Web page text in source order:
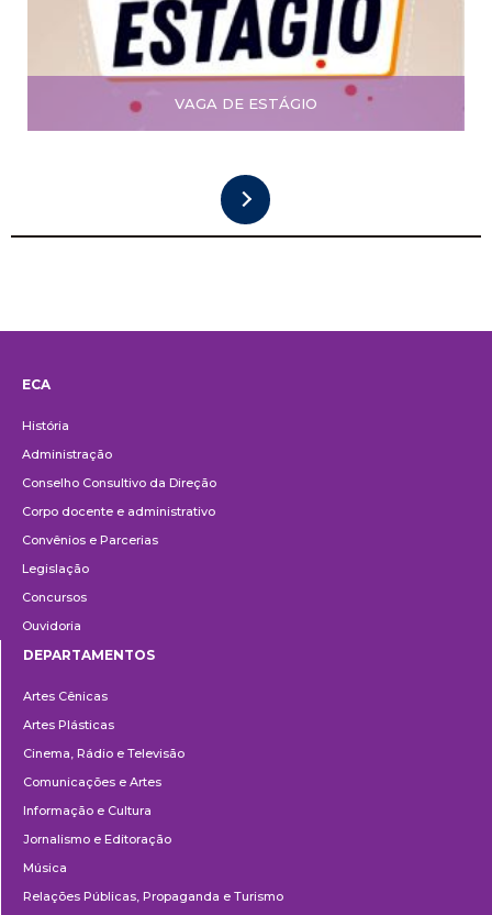
VAGA DE ESTÁGIO
ECA
História
Administração
Conselho Consultivo da Direção
Corpo docente e administrativo
Convênios e Parcerias
Legislação
Concursos
Ouvidoria
DEPARTAMENTOS
Artes Cênicas
Artes Plásticas
Cinema, Rádio e Televisão
Comunicações e Artes
Informação e Cultura
Jornalismo e Editoração
Música
Relações Públicas, Propaganda e Turismo